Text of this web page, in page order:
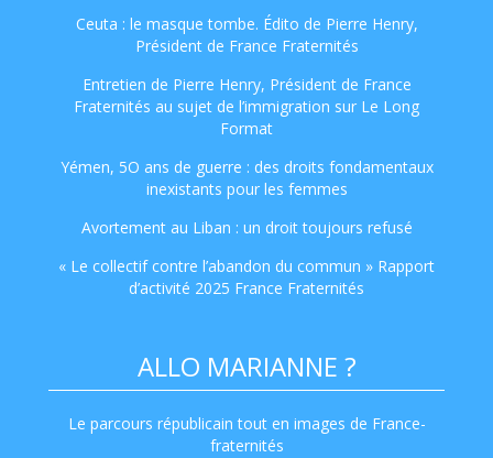
Ceuta : le masque tombe. Édito de Pierre Henry,
Président de France Fraternités
Entretien de Pierre Henry, Président de France
Fraternités au sujet de l’immigration sur Le Long
Format
Yémen, 5O ans de guerre : des droits fondamentaux
inexistants pour les femmes
Avortement au Liban : un droit toujours refusé
« Le collectif contre l’abandon du commun » Rapport
d’activité 2025 France Fraternités
ALLO MARIANNE ?
Le parcours républicain tout en images de France-
fraternités